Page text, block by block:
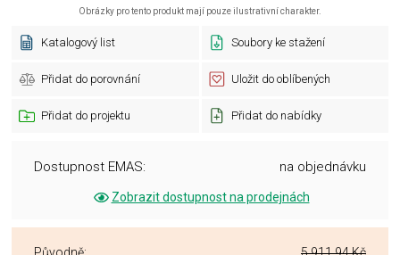
Obrázky pro tento produkt mají pouze ilustrativní charakter.
Katalogový list Soubory ke stažení
Přidat do porovnání Uložit do oblíbených
Přidat do projektu Přidat do nabídky
Dostupnost EMAS: na objednávku
Zobrazit dostupnost na prodejnách